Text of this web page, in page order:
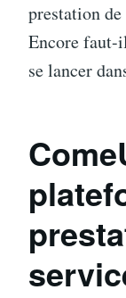
prestation
Encore faut-
se lancer